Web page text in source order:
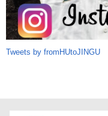
Tweets by fromHUtoJINGU